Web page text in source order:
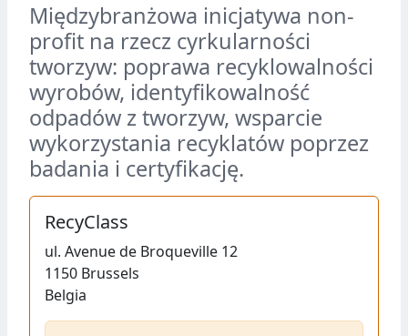
Międzybranżowa inicjatywa non-
profit na rzecz cyrkularności
tworzyw: poprawa recyklowalności
wyrobów, identyfikowalność
odpadów z tworzyw, wsparcie
wykorzystania recyklatów poprzez
badania i certyfikację.
RecyClass
ul. Avenue de Broqueville 12
1150 Brussels
Belgia